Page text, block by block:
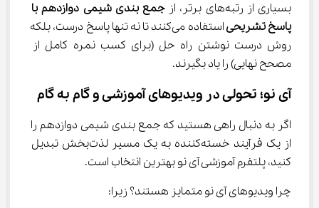
بسیاری از رتبه‌های برتر، از
جمع بندی شیمی دوازدهم با
پاسخ تشریحی
استفاده می‌کنند تا نه تنها پاسخ درست، بلکه
روش درست نوشتن راه حل (برای کسب نمره کامل از
مصحح نهایی) را یاد بگیرند.
آی نو؛ تحولی در ویدیوهای آموزشی و گام به گام
اگر به دنبال راهی هستید که جمع بندی شیمی دوازدهم را
از یک فرآیند خسته‌کننده به یک مسیر لذت‌بخش تبدیل
کنید، پلتفرم آموزشی آی نو بهترین انتخاب است.
چرا ویدیوهای آی نو متمایز هستند؟ زیرا: